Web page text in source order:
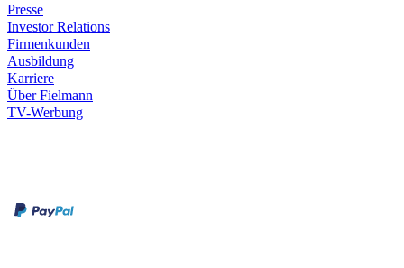
Presse
Investor Relations
Firmenkunden
Ausbildung
Karriere
Über Fielmann
TV-Werbung